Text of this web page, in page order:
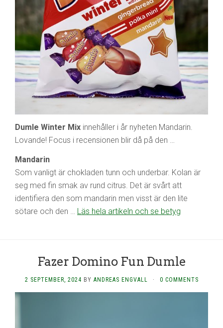
Dumle Winter Mix innehåller i år nyheten Mandarin.
Lovande! Focus i recensionen blir då på den …
Mandarin
Som vanligt är chokladen tunn och underbar. Kolan är
seg med fin smak av rund citrus. Det är svårt att
identifiera den som mandarin men visst är den lite
sötare och den … Läs hela artikeln och se betyg
Fazer Domino Fun Dumle
2 SEPTEMBER, 2024 BY ANDREAS ENGVALL · 0 COMMENTS